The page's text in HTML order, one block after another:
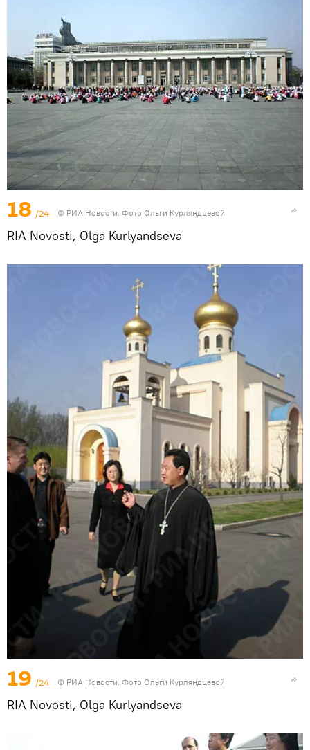
18 /24 © РИА Новости. Фото Ольги Курляндцевой
RIA Novosti, Olga Kurlyandseva
19 /24 © РИА Новости. Фото Ольги Курляндцевой
RIA Novosti, Olga Kurlyandseva